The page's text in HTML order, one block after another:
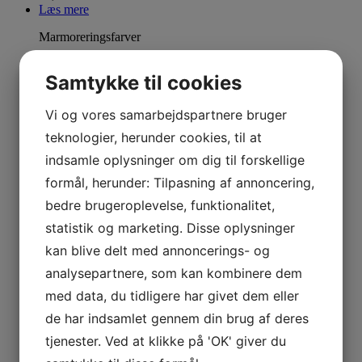
Læs mere
Marmoreringsfarver
Marmoreringsfarve Lilla 73209
24,00
Læs mere
Marmoreringsfarver
Marmoreringsfarve Lyseblå 73210
Læs mere
Marmoreringsfarver
Marmoreringsfarve Blå 73211
Læs mere
Samtykke til cookies
Vi og vores samarbejdspartnere bruger
teknologier, herunder cookies, til at
indsamle oplysninger om dig til forskellige
formål, herunder: Tilpasning af annoncering,
bedre brugeroplevelse, funktionalitet,
statistik og marketing. Disse oplysninger
kan blive delt med annoncerings- og
analysepartnere, som kan kombinere dem
med data, du tidligere har givet dem eller
de har indsamlet gennem din brug af deres
tjenester. Ved at klikke på 'OK' giver du